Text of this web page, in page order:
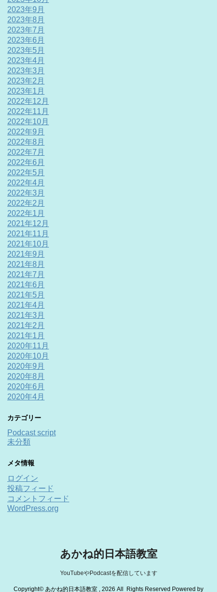
2023年9月
2023年8月
2023年7月
2023年6月
2023年5月
2023年4月
2023年3月
2023年2月
2023年1月
2022年12月
2022年11月
2022年10月
2022年9月
2022年8月
2022年7月
2022年6月
2022年5月
2022年4月
2022年3月
2022年2月
2022年1月
2021年12月
2021年11月
2021年10月
2021年9月
2021年8月
2021年7月
2021年6月
2021年5月
2021年4月
2021年3月
2021年2月
2021年1月
2020年11月
2020年10月
2020年9月
2020年8月
2020年6月
2020年4月
カテゴリー
Podcast script
未分類
メタ情報
ログイン
投稿フィード
コメントフィード
WordPress.org
あかね的日本語教室
YouTubeやPodcastを配信しています
Copyright© あかね的日本語教室 , 2026 All Rights Reserved Powered by